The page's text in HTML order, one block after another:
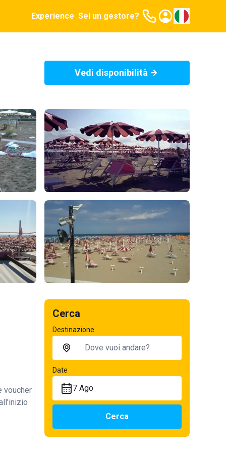
Experience Sei un gestore?
Vedi disponibilità
voucher
Cerca
Destinazione
Date
7 Ago
Cerca